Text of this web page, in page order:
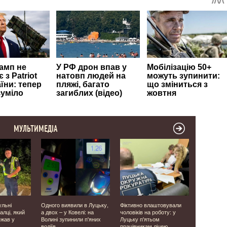
МУЛЬТИМЕДІА
який
у
Одного виявили в Луцьку,
а двох – у Ковелі: на
Волині зупинили п'яних
Фіктивно влаштовували
чоловіків на роботу: у
Луцьку п'ятьом